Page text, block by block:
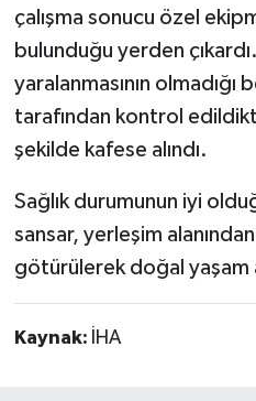
çalışma sonucu özel
bulunduğu yerden
yaralanmasının
tarafından kontrol
şekilde kafese alındı.
Sağlık durumunun iyi
sansar, yerleşim
götürülerek doğal yaşam
Kaynak: İHA